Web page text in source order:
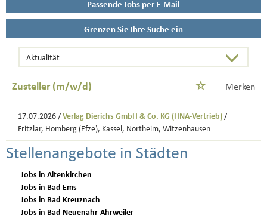
Passende Jobs per E-Mail
Grenzen Sie Ihre Suche ein
Zusteller (m/w/d) Merken
17.07.2026 / Verlag Dierichs GmbH & Co. KG (HNA-Vertrieb) /
Fritzlar, Homberg (Efze), Kassel, Northeim, Witzenhausen
Stellenangebote in Städten
Jobs in Altenkirchen
Jobs in Bad Ems
Jobs in Bad Kreuznach
Jobs in Bad Neuenahr-Ahrweiler